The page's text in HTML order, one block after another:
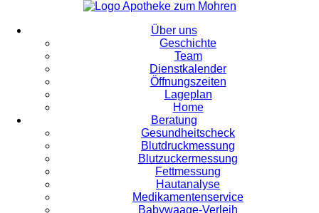
Über uns
Geschichte
Team
Dienstkalender
Öffnungszeiten
Lageplan
Home
Beratung
Gesundheitscheck
Blutdruckmessung
Blutzuckermessung
Fettmessung
Hautanalyse
Medikamentenservice
Babywaage-Verleih